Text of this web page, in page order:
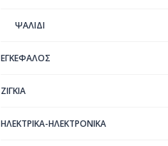
ΨΑΛΙΔΙ
ΕΓΚΕΦΑΛΟΣ
ΖΙΓΚΙΑ
ΗΛΕΚΤΡΙΚΑ-ΗΛΕΚΤΡΟΝΙΚΑ